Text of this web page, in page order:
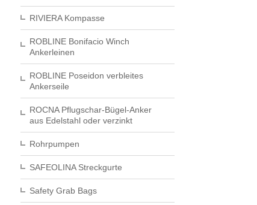
RIVIERA Kompasse
ROBLINE Bonifacio Winch
Ankerleinen
ROBLINE Poseidon verbleites
Ankerseile
ROCNA Pflugschar-Bügel-Anker
aus Edelstahl oder verzinkt
Rohrpumpen
SAFEOLINA Streckgurte
Safety Grab Bags